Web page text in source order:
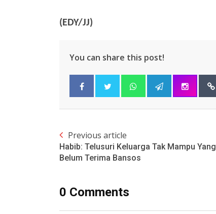
(EDY/JJ)
You can share this post!
Previous article
Habib: Telusuri Keluarga Tak Mampu Yang
Belum Terima Bansos
0 Comments